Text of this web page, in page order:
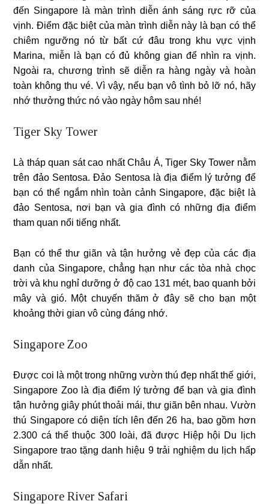
đến Singapore là màn trình diễn ánh sáng rực rỡ của
vịnh. Điểm đặc biệt của màn trình diễn này là bạn có thể
chiêm ngưỡng nó từ bất cứ đâu trong khu vực vịnh
Marina, miễn là bạn có đủ không gian để nhìn ra vịnh.
Ngoài ra, chương trình sẽ diễn ra hàng ngày và hoàn
toàn không thu vé. Vì vậy, nếu bạn vô tình bỏ lỡ nó, hãy
nhớ thưởng thức nó vào ngày hôm sau nhé!
Tiger Sky Tower
Là tháp quan sát cao nhất Châu Á, Tiger Sky Tower nằm
trên đảo Sentosa. Đảo Sentosa là địa điểm lý tưởng để
bạn có thể ngắm nhìn toàn cảnh Singapore, đặc biệt là
đảo Sentosa, nơi bạn và gia đình có những địa điểm
tham quan nổi tiếng nhất.
Bạn có thể thư giãn và tận hưởng vẻ đẹp của các địa
danh của Singapore, chẳng hạn như các tòa nhà chọc
trời và khu nghỉ dưỡng ở độ cao 131 mét, bao quanh bởi
mây và gió. Một chuyến thăm ở đây sẽ cho bạn một
khoảng thời gian vô cùng đáng nhớ.
Singapore Zoo
Được coi là một trong những vườn thú đẹp nhất thế giới,
Singapore Zoo là địa điểm lý tưởng để bạn và gia đình
tận hưởng giây phút thoải mái, thư giãn bên nhau. Vườn
thú Singapore có diện tích lên đến 26 ha, bao gồm hơn
2.300 cá thể thuộc 300 loài, đã được Hiệp hội Du lịch
Singapore trao tặng danh hiệu 9 trải nghiệm du lịch hấp
dẫn nhất.
Singapore River Safari